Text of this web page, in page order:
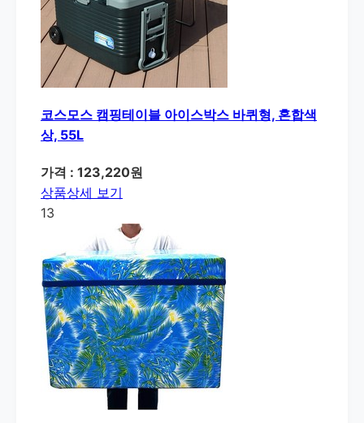
코스모스 캠핑테이블 아이스박스 바퀴형, 혼합색
상, 55L
가격 : 123,220원
상품상세 보기
13